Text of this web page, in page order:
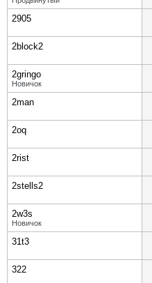
2905
2block2
2gringo
Новичок
2man
2oq
2rist
2stells2
2w3s
Новичок
31t3
322